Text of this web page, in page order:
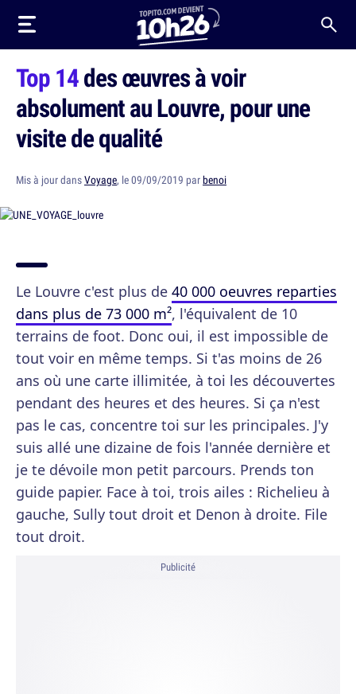
Top 14des œuvres à voir
absolument au Louvre, pour une
visite de qualité
Mis à jour dansVoyage, le 09/09/2019 parbenoi
Le Louvre c'est plus de 40 000 oeuvres reparties
dans plus de 73 000 m², l'équivalent de 10
terrains de foot. Donc oui, il est impossible de
tout voir en même temps. Si t'as moins de 26
ans où une carte illimitée, à toi les découvertes
pendant des heures et des heures. Si ça n'est
pas le cas, concentre toi sur les principales. J'y
suis allé une dizaine de fois l'année dernière et
je te dévoile mon petit parcours. Prends ton
guide papier. Face à toi, trois ailes : Richelieu à
gauche, Sully tout droit et Denon à droite. File
tout droit.
Publicité